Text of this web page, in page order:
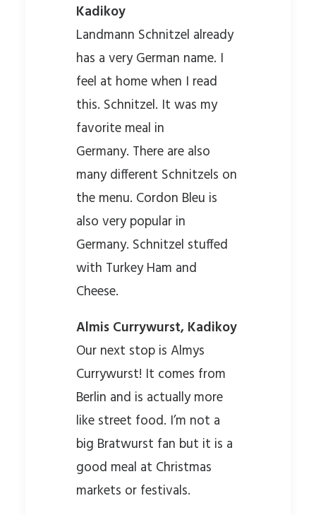
Kadikoy
Landmann Schnitzel already
has a very German name. I
feel at home when I read
this. Schnitzel. It was my
favorite meal in
Germany. There are also
many different Schnitzels on
the menu. Cordon Bleu is
also very popular in
Germany. Schnitzel stuffed
with Turkey Ham and
Cheese.
Almis Currywurst, Kadikoy
Our next stop is Almys
Currywurst! It comes from
Berlin and is actually more
like street food. I’m not a
big Bratwurst fan but it is a
good meal at Christmas
markets or festivals.